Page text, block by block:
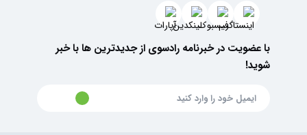
با عضویت در خبرنامه رادسوی از جدیدترین ها با خبر
شوید!